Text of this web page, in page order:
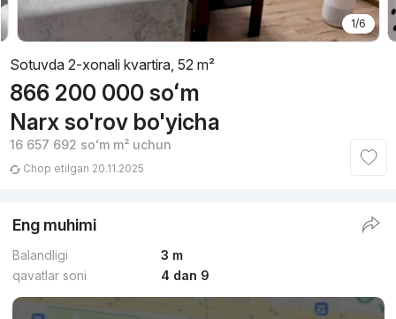
1/6
Sotuvda 2-xonali kvartira, 52 m²
866 200 000 soʻm
Narx so'rov bo'yicha
16 657 692 soʻmm² uchun
Chop etilgan 20.11.2025
Eng muhimi
Balandligi
3 m
qavatlar soni
4 dan 9